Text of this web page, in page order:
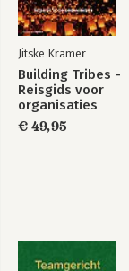
Bekijk alle boeken
Jitske Kramer
Building Tribes -
Reisgids voor
organisaties
€ 49,95